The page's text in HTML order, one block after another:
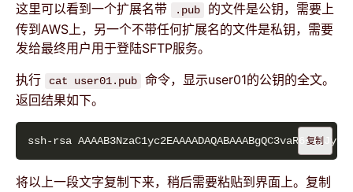
这里可以看到一个扩展名带 .pub
的文件是公钥，需要上
传到AWS上，另一个不带任何扩展名的文件是私钥，需要
发给最终用户用于登陆SFTP服务。
执行
cat user01.pub
命令，显示user01的公钥的全文。
返回结果如下。
ssh-rsa 复制
将以上一段文字复制下来，稍后需要粘贴到界面上。复制